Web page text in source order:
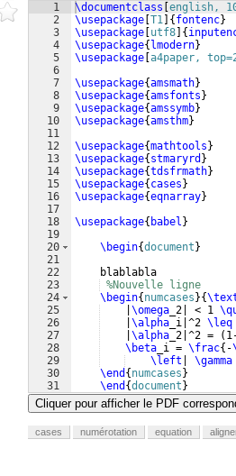
1
2
3
4
5
6
7
8
9
10
11
12
13
14
15
16
17
18
19
20
21
22
23
24
25
26
27
28
29
30
31
\documentclass english,
\usepackage T1 { fontenc}
\usepackage utf8 {
\usepackage{ lmodern}
\usepackage a4paper,
\usepackage{amsmath}
\usepackage{amsfonts }
\usepackage{amssymb}
\usepackage{amsthm}
\usepackage{mathtools }
\usepackage{ stmaryrd }
\usepackage{tdsfrmath}
\usepackage{ cases }
\usepackage{eqnarray}
\usepackage{ babel }
\begin{document }
    blablabla
%Nouvelle ligne
\begin{ numcases }{
\omega _2| < 1
\alpha _i|^2 \leq
\alpha _2|^2 = (
\beta _i = \frac{ -
\left
\gamma
\end { numcases }
\end {document }
Cliquer pour afficher le PDF
cases numérotation equation